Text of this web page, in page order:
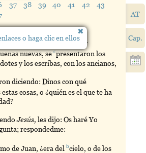
AT
Cap.
37 38 39 40 41 42
43
uno de aquellos días que,
al pueblo en el btemplo
, y
nuevas, secpresentaronlos
y los escribas, con los ancianos,
diciendo: Dinos con qué
estas cosas, o ¿quién es el que te ha
Jesús, les dijo: Os haré Yo
respondedme:
de Juan, ¿era delbcielo, o de los
o haga clic en ellos